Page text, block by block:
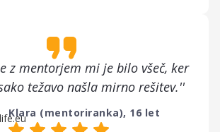
z mentorjem mi je bilo všeč, ker
težavo našla mirno rešitev.''
Klara (mentoriranka), 16 let